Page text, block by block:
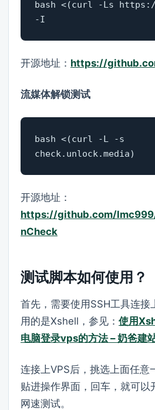
bash <(curl -Ls
-I
开源地址： https://
流媒体解锁测试
bash <(curl -L -s
check.unlock.media)
开源地址：
https://github.com/
nCheck
测试脚本如何使用？
首先，需要使用SSH工具连接
用的是Xshell，参见： 使用
电脑登录vps的方法 – 奶爸建
连接上VPS后，挑选上面任意
贴进操作界面，回车，就可以
网速测试。